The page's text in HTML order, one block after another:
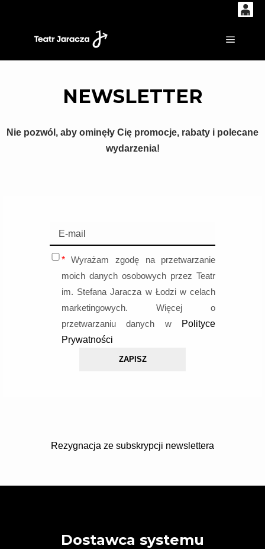
NEWSLETTER
Nie pozwól, aby ominęły Cię promocje, rabaty i polecane
wydarzenia!
Wyrażam zgodę na przetwarzanie
moich danych osobowych przez Teatr
im. Stefana Jaracza w Łodzi w celach
marketingowych. Więcej o
przetwarzaniu danych w
Polityce
Prywatności
Rezygnacja ze subskrypcji newslettera
Dostawca systemu